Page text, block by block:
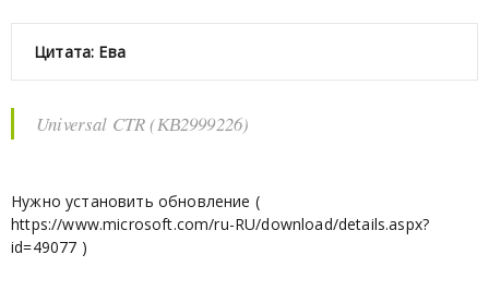
Цитата: Ева
Universal CTR (КВ2999226)
Нужно установить обновление (
https://www.microsoft.com/ru-RU/download/details.aspx?
id=49077 )